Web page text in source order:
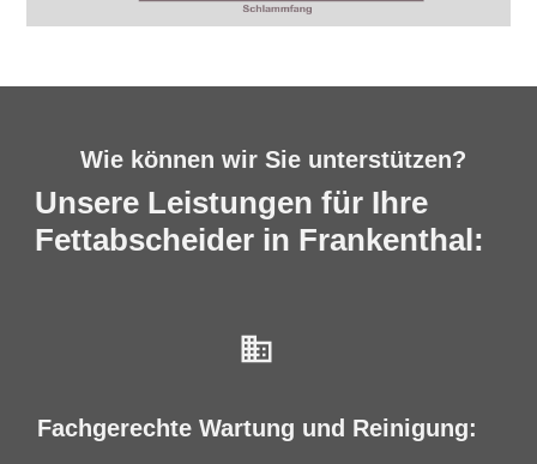
Wie können wir Sie unterstützen?
Unsere Leistungen für Ihre
Fettabscheider in Frankenthal:
Fachgerechte Wartung und Reinigung: